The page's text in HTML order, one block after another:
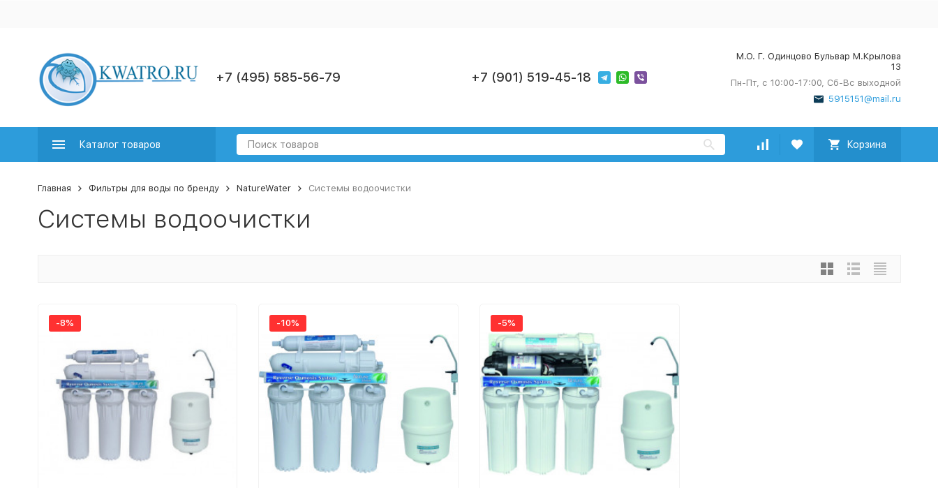
+7 (495) 585-56-79 +7 (901) 519-45-18
М.О. Г. Одинцово Бульвар М.Крылова
13
Пн-Пт, с 10:00-17:00, Сб-Вс выходной
5915151@mail.ru
Каталог товаров Корзина
Главная Фильтры для воды по бренду NatureWater Системы водоочистки
Системы водоочистки
-8% -10% -5%